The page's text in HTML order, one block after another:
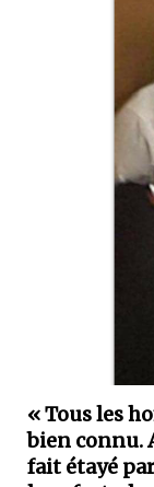
« Tous les
bien connu.
fait étayé